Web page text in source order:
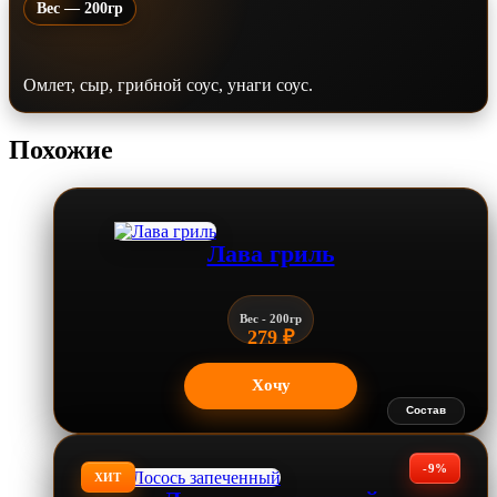
Вес — 200гр
Омлет, сыр, грибной соус, унаги соус.
Похожие
Состав
Лава гриль
Вес - 200гр
279 ₽
Хочу
-9%
ХИТ